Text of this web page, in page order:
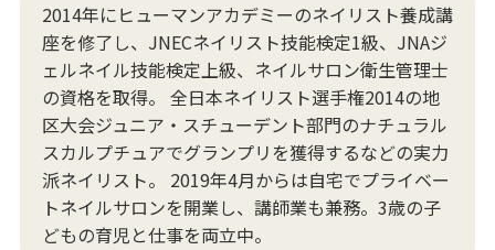
2014年にヒューマンアカデミーのネイリスト養成講
座を修了し、JNECネイリスト技能検定1級、JNAジ
ェルネイル技能検定上級、ネイルサロン衛生管理士
の資格を取得。 全日本ネイリスト選手権2014の地
区大会ジュニア・スチューデント部門のナチュラル
スカルプチュアでグランプリを獲得するなどの実力
派ネイリスト。 2019年4月からは自宅でプライベー
トネイルサロンを開業し、講師業も兼務。3歳の子
どもの育児と仕事を両立中。